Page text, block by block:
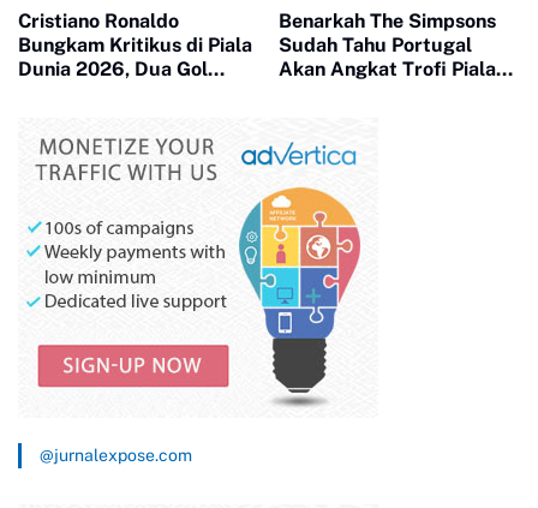
Cristiano Ronaldo
Bungkam Kritikus di Piala
Dunia 2026, Dua Gol
Benarkah The Simpsons
Sudah Tahu Portugal
Akan Angkat Trofi Piala
@jurnalexpose.com